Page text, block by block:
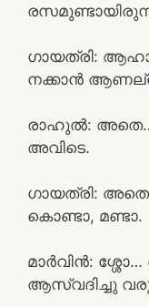
ഗായത്രി:
നക്കാൻ
രാഹുൽ: അതെ…
അവിടെ.
ഗായത്രി:
കൊണ്ടാ, മണ്ടാ.
മാർവിൻ:
ആസ്വദിച്ചു